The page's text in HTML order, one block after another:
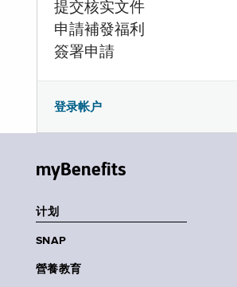
提交核实文件
申請補發福利
簽署申請
登录帐户
myBenefits
计划
SNAP
營養教育